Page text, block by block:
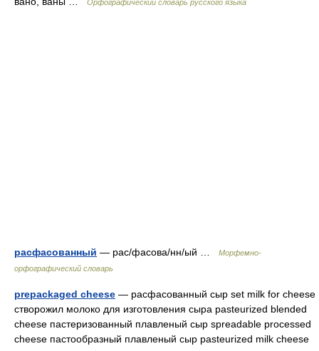
Орфографический словарь русского языка
расфасованный — рас/фасова/нн/ый …
Морфемно-
орфографический словарь
prepackaged cheese — расфасованный сыр set milk for cheese
створожил молоко для изготовления сыра pasteurized blended
cheese пастеризованный плавленый сыр spreadable processed
cheese пастообразный плавленый сыр pasteurized milk cheese